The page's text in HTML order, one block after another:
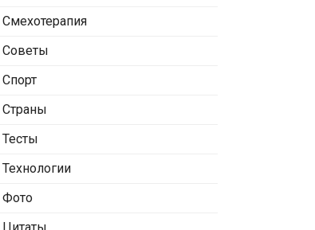
Смехотерапия
Советы
Спорт
Страны
Тесты
Технологии
Фото